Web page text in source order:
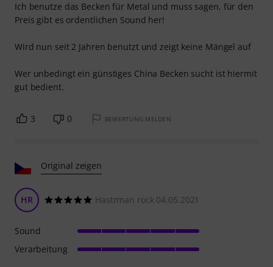
Ich benutze das Becken für Metal und muss sagen, für den
Preis gibt es ordentlichen Sound her!
Wird nun seit 2 Jahren benutzt und zeigt keine Mängel auf
Wer unbedingt ein günstiges China Becken sucht ist hiermit
gut bedient.
3 0 BEWERTUNG MELDEN
Original zeigen
HR Hastrman rock 04.05.2021
Sound
Verarbeitung